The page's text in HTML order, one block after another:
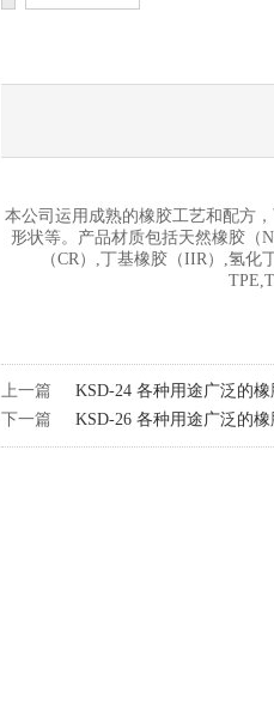
本公司运用成熟的橡胶工艺和配方
形状等。产品材质包括天然橡胶（
（CR）,丁基橡胶（IIR）,氢
上一篇
KSD-24 各种用途广泛的
下一篇
KSD-26 各种用途广泛的